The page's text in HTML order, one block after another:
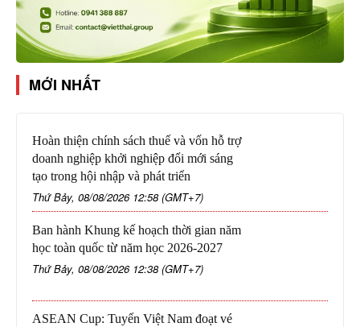
MỚI NHẤT
Hoàn thiện chính sách thuế và vốn hỗ trợ
doanh nghiệp khởi nghiệp đổi mới sáng
tạo trong hội nhập và phát triển
Thứ Bảy, 08/08/2026 12:58 (GMT+7)
Ban hành Khung kế hoạch thời gian năm
học toàn quốc từ năm học 2026-2027
Thứ Bảy, 08/08/2026 12:38 (GMT+7)
ASEAN Cup: Tuyển Việt Nam đoạt vé